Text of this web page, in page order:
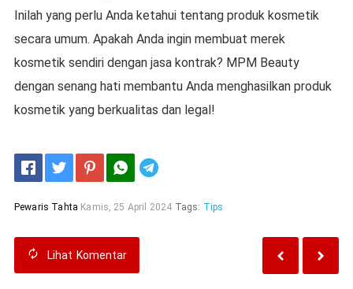
Inilah yang perlu Anda ketahui tentang produk kosmetik
secara umum. Apakah Anda ingin membuat merek
kosmetik sendiri dengan jasa kontrak? MPM Beauty
dengan senang hati membantu Anda menghasilkan produk
kosmetik yang berkualitas dan legal!
Pewaris Tahta Kamis, 25 April 2024 Tags: Tips
Lihat Komentar